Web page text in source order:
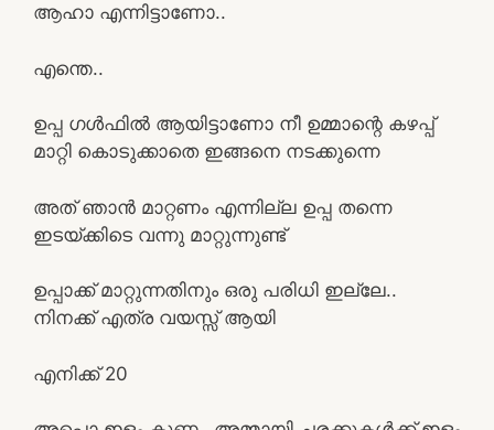
ആഹാ എന്നിട്ടാണോ..
എന്തെ..
ഉപ്പ ഗൾഫിൽ ആയിട്ടാണോ നീ ഉമ്മാന്റെ കഴപ്പ്
മാറ്റി കൊടുക്കാതെ ഇങ്ങനെ നടക്കുന്നെ
അത് ഞാൻ മാറ്റണം എന്നില്ല ഉപ്പ തന്നെ
ഇടയ്ക്കിടെ വന്നു മാറ്റുന്നുണ്ട്
ഉപ്പാക്ക് മാറ്റുന്നതിനും ഒരു പരിധി ഇല്ലേ..
നിനക്ക് എത്ര വയസ്സ് ആയി
എനിക്ക് 20